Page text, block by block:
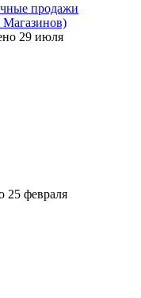
продажи
Магазинов)
29 июля
25 февраля